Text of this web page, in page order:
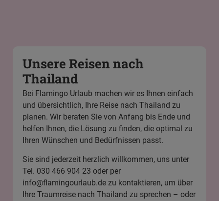
Unsere Reisen nach
Thailand
Bei Flamingo Urlaub machen wir es Ihnen einfach
und übersichtlich, Ihre Reise nach Thailand zu
planen. Wir beraten Sie von Anfang bis Ende und
helfen Ihnen, die Lösung zu finden, die optimal zu
Ihren Wünschen und Bedürfnissen passt.
Sie sind jederzeit herzlich willkommen, uns unter
Tel. 030 466 904 23 oder per
info@flamingourlaub.de zu kontaktieren, um über
Ihre Traumreise nach Thailand zu sprechen – oder